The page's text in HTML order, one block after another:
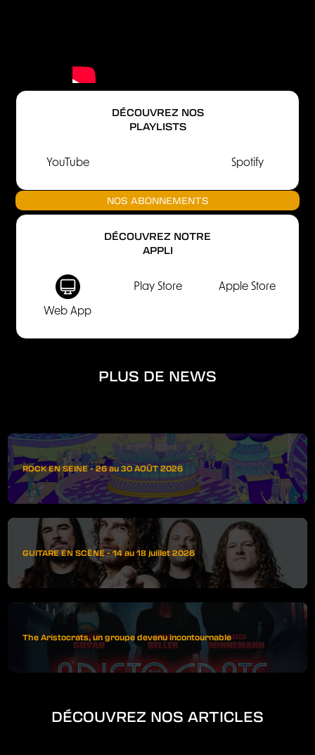
DÉCOUVREZ NOS
PLAYLISTS
YouTube Spotify
NOS ABONNEMENTS
DÉCOUVREZ NOTRE
APPLI
Web App
Play Store Apple Store
PLUS DE NEWS
ROCK EN SEINE - 26 au 30 AOÛT 2026
GUITARE EN SCÈNE - 14 au 18 juillet 2026
The Aristocrats, un groupe devenu incontournable
DÉCOUVREZ NOS ARTICLES